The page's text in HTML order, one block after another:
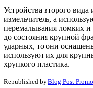
Устройства второго
измельчитель, а
перемалывания ломких и
до состояния крупной
ударных, то они
используют их для
хрупкого пластика.
Republished by Blog Post